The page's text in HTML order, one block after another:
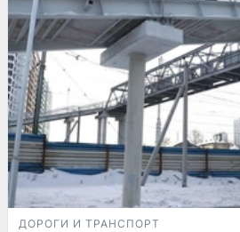
ДОРОГИ И ТРАНСПОРТ